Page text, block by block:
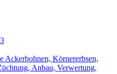
Ackerbohnen, Körnererbsen,
Anbau, Verwertung,